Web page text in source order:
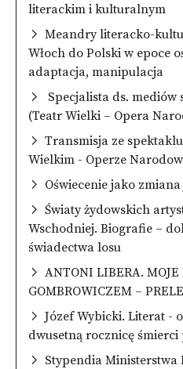
literackim i kulturalnym
Meandry literacko-
Włoch do Polski w epoce
adaptacja, manipulacja
Specjalista ds. mediów
(Teatr Wielki – Opera
Transmisja ze
Wielkim - Operze
Oświecenie jako
Światy żydowskich
Wschodniej. Biografie –
świadectwa losu
ANTONI LIBERA. MOJE
GOMBROWICZEM –
Józef Wybicki. Literat -
dwusetną rocznicę śmierci
Stypendia